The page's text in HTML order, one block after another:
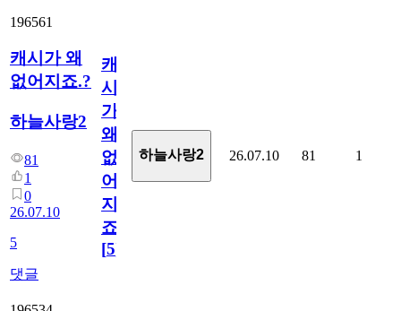
196561
캐시가 왜
없어지죠.?
하늘사랑2
81
1
0
26.07.10
5
댓글
캐
시
가
왜
없
어
지
죠.?
[5]
하늘사랑2 26.07.10 81 1